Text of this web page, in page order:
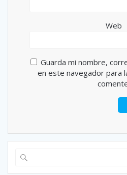
Web
Guarda mi nombre,
en este navegador para